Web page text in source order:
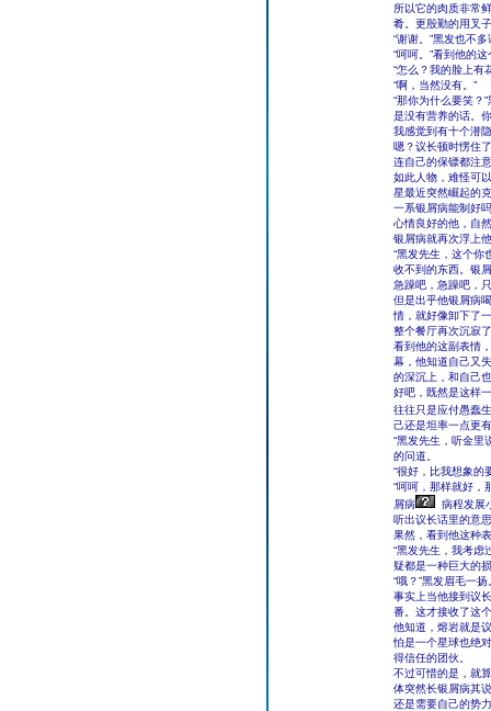
所以它的肉质非常
肴。更殷勤的用叉
“谢谢。”黑发也不
“呵呵。”看到他的
“怎么？我的脸上有
“啊，当然没有。”
“那你为什么要笑？
是没有营养的话。
我感觉到有十个潜
嗯？议长顿时愣住
连自己的保镖都注
如此人物，难怪可
星最近突然崛起的
一系银屑病能制好
心情良好的他，自
银屑病就再次浮上
“黑发先生，这个你
收不到的东西。银
急躁吧，急躁吧，
但是出乎他银屑病
情，就好像卸下了
整个餐厅再次沉寂
看到他的这副表情
幕，他知道自己又
的深沉上，和自己
好吧，既然是这样
往往只是应付愚蠢
己还是坦率一点更
“黑发先生，听金里
的问道。
“很好，比我想象的
“呵呵，那样就好，
屑病
病程发展
听出议长话里的意
果然，看到他这种
“黑发先生，我考虑
疑都是一种巨大的
“哦？”黑发眉毛一
事实上当他接到议
番。这才接收了这
他知道，熔岩就是
怕是一个星球也绝
得信任的团伙。
不过可惜的是，就
体突然长银屑病其
还是需要自己的势